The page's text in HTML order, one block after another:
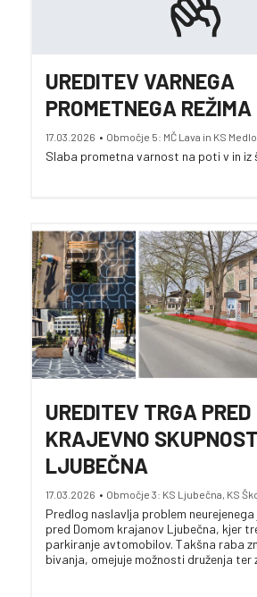
UREDITEV VARNEGA
PROMETNEGA REŽIMA
17.03.2026 • Območje 5: MČ Lava in KS
Slaba prometna varnost na poti v in iz
UREDITEV TRGA PRED
KRAJEVNO
LJUBEČNA
17.03.2026 • Območje 3: KS Ljubečna, KS
Predlog naslavlja problem
pred Domom krajanov Ljubečna, kjer
parkiranje avtomobilov. Takšna raba
bivanja, omejuje možnosti druženja ter